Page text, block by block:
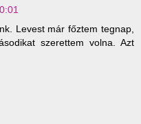
Levest már főztem tegnap,
szerettem volna. Azt